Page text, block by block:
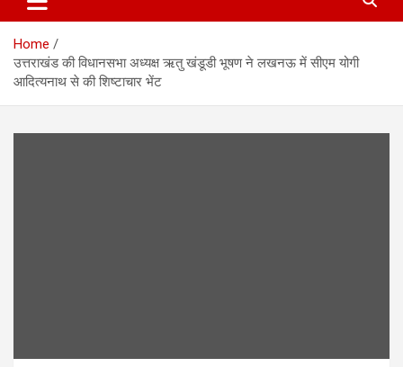
Home
उत्तराखंड की विधानसभा अध्यक्ष ऋतु खंडूडी भूषण ने लखनऊ में सीएम योगी
आदित्यनाथ से की शिष्टाचार भेंट